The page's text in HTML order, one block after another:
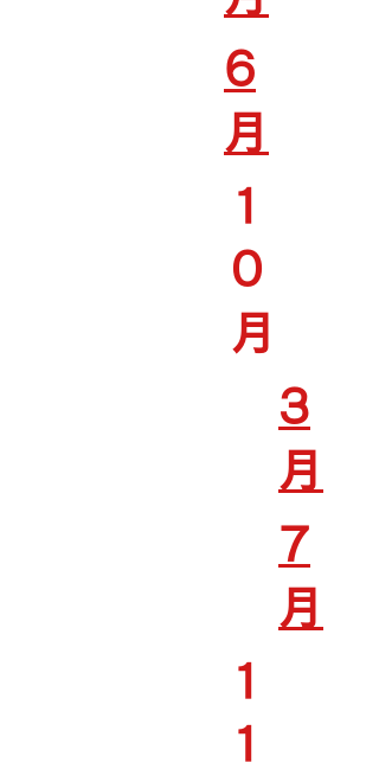
6
月
1
0
月
3
月
7
月
1
1